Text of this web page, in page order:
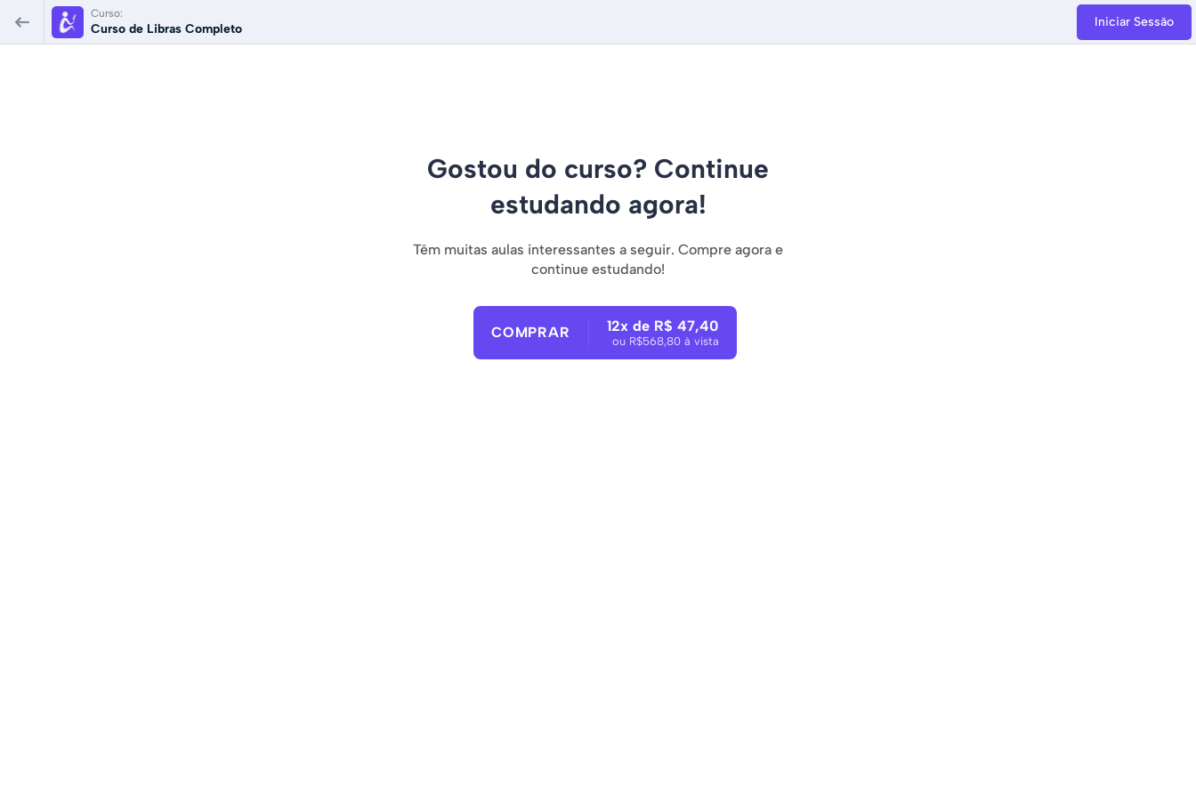
Curso:
Curso de Libras Completo Iniciar Sessão
Gostou do curso? Continue
estudando agora!
Têm muitas aulas interessantes a seguir. Compre agora e
continue estudando!
COMPRAR 12x de R$ 47,40
ou R$568,80 à vista